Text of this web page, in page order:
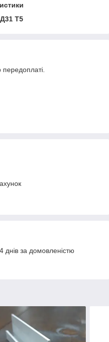
Т5
передоплаті.
за домовленістю